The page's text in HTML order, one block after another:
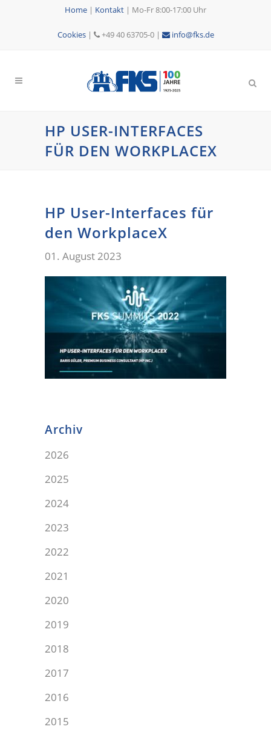
Home | Kontakt | Mo-Fr 8:00-17:00 Uhr
Cookies| +49 40 63705-0 | info@fks.de
HP USER-INTERFACES
FÜR DEN WORKPLACEX
HP User-Interfaces für
den WorkplaceX
01. August 2023
Archiv
2026
2025
2024
2023
2022
2021
2020
2019
2018
2017
2016
2015